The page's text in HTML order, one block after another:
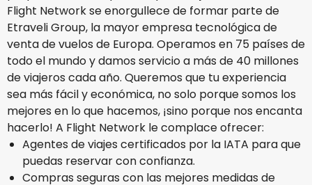
Flight Network se enorgullece de formar parte de
Etraveli Group, la mayor empresa tecnológica de
venta de vuelos de Europa. Operamos en 75 países de
todo el mundo y damos servicio a más de 40 millones
de viajeros cada año. Queremos que tu experiencia
sea más fácil y económica, no solo porque somos los
mejores en lo que hacemos, ¡sino porque nos encanta
hacerlo! A Flight Network le complace ofrecer:
Agentes de viajes certificados por la IATA para que
puedas reservar con confianza.
Compras seguras con las mejores medidas de